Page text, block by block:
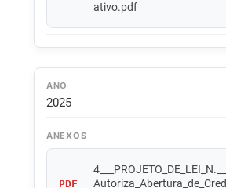
ativo.pdf
ANO
2025
ANEXOS
PDF